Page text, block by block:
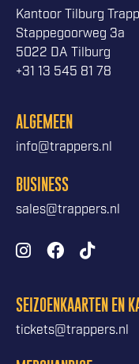
Kantoor Tilburg
Stappegoorweg 3a
5022 DA Tilburg
+31 13 545 81 78
ALGEMEEN
info@trappers.nl
BUSINESS
sales@trappers.nl
SEIZOENKAARTEN EN
tickets@trappers.nl